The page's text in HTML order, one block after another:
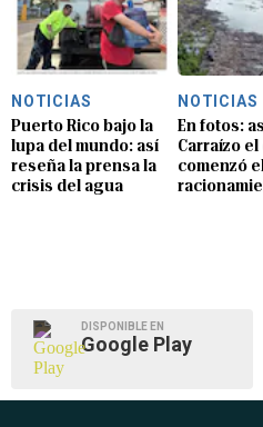
NOTICIAS
Puerto Rico bajo la
lupa del mundo: así
reseña la prensa la
crisis del agua
NOTICIAS
En fotos:
Carraízo
comenzó
DISPONIBLE EN
Google Play